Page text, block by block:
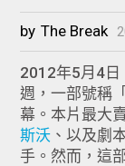
by The Break
2012年5月4日
週，一部號稱
幕。本片最大
斯沃 、以及劇
手。然而，這